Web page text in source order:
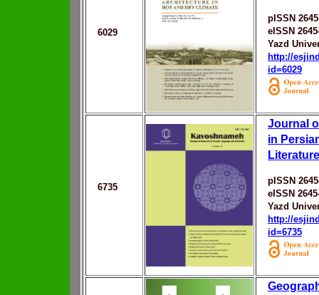
6029
pISSN
eISSN
Yazd
http://
id=6029
6735
Journal
in
Literature
pISSN
eISSN
Yazd
http://
id=6735